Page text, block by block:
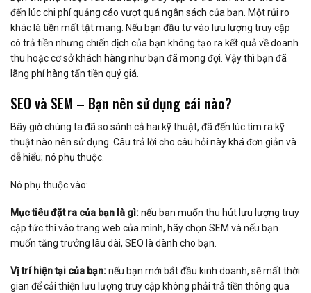
đến lúc chi phí quảng cáo vượt quá ngân sách của bạn. Một rủi ro
khác là tiền mất tật mang. Nếu bạn đầu tư vào lưu lượng truy cập
có trả tiền nhưng chiến dịch của bạn không tạo ra kết quả về doanh
thu hoặc cơ sở khách hàng như bạn đã mong đợi. Vậy thì bạn đã
lãng phí hàng tấn tiền quý giá.
SEO và SEM – Bạn nên sử dụng cái nào?
Bây giờ chúng ta đã so sánh cả hai kỹ thuật, đã đến lúc tìm ra kỹ
thuật nào nên sử dụng. Câu trả lời cho câu hỏi này khá đơn giản và
dễ hiểu; nó phụ thuộc.
Nó phụ thuộc vào:
Mục tiêu đặt ra của bạn là gì:nếu bạn muốn thu hút lưu lượng truy
cập tức thì vào trang web của mình, hãy chọn SEM và nếu bạn
muốn tăng trưởng lâu dài, SEO là dành cho bạn.
Vị trí hiện tại của bạn:nếu bạn mới bắt đầu kinh doanh, sẽ mất thời
gian để cải thiện lưu lượng truy cập không phải trả tiền thông qua